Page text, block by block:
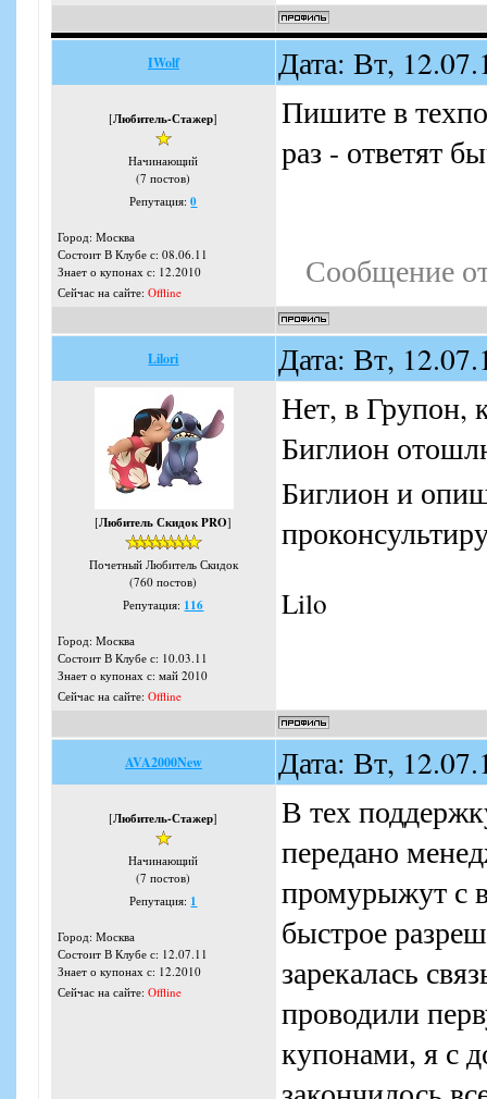
IWolf Дата: Вт,
[Любитель-Стажер]
Начинающий
(7 постов)
Репутация:0
Город: Москва
Состоит В Клубе с: 08.06.11
Знает о купонах с: 12.2010
Сейчас на сайте: Offline
Пишите в
раз - ответят
Сообщение
Lilori Дата: Вт,
[Любитель Скидок PRO]
Почетный Любитель Скидок
(760 постов)
Репутация: 116
Город: Москва
Состоит В Клубе с: 10.03.11
Знает о купонах с: май 2010
Сейчас на сайте: Offline
Нет, в Групон,
Биглион
Биглион и
Lilo
AVA2000New Дата: Вт,
[Любитель-Стажер]
Начинающий
(7 постов)
Репутация: 1
Город: Москва
Состоит В Клубе с: 12.07.11
Знает о купонах с: 12.2010
Сейчас на сайте: Offline
В тех
передано
промурыжут с
быстрое
зарекалась
проводили
купонами, я с